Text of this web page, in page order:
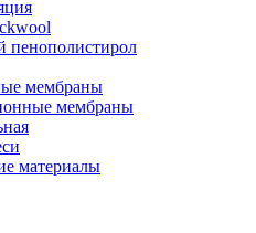
пенополистирол
мембраны
мембраны
материалы